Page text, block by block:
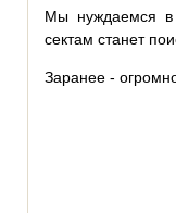
Мы нуждаемся в
сектам станет
Заранее -